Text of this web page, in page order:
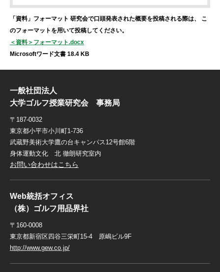
「資料」フォーマット 研究会で口頭発表された概要を投稿される際は、
こ
のフォーマットを用いて投稿してください。
＜資料＞フォーマット.docx
Microsoftワード文書 18.4 KB
一般社団法人
大学ゴルフ授業研究会 事務局
〒187-0032
東京都小平市小川町1-736
武蔵野美術大学鷹の台キャンパス12号館6階
身体運動文化 北 徹朗研究室内
お問い合わせはこちら
Web統括オフィス
（株）ゴルフ用品界社
〒160-0008
東京都新宿区四谷三栄町15-4 原嶋ビル9F
http://www.gew.co.jp/